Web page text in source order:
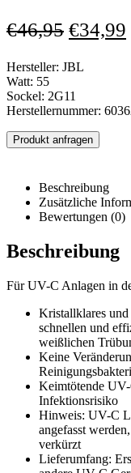
€46,95 €34,99
Hersteller: JBL
Watt: 55
Sockel: 2G11
Herstellernummer:
Produkt anfragen
Beschreibung
Zusätzliche
Bewertungen (0)
Beschreibung
Für UV-C Anlagen in
Kristallklares und
schnellen und
weißlichen
Keine
Keimtötende
Infektionsrisiko
Hinweis: UV-C
angefasst
verkürzt
Lieferumfang: